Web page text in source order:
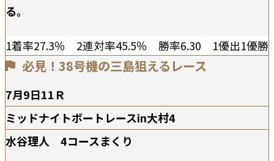
る。
1着率27.3％ 2連対率45.5％ 勝率6.30 1優出1優勝
必見！38号機の三島狙えるレース
7月9日11Ｒ
ミッドナイトボートレースin大村4
水谷理人 4コースまくり